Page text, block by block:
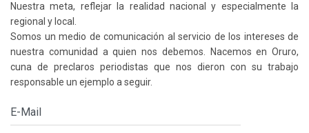
Nuestra meta, reflejar la realidad nacional y especialmente la
regional y local.
Somos un medio de comunicación al servicio de los intereses de
nuestra comunidad a quien nos debemos. Nacemos en Oruro,
cuna de preclaros periodistas que nos dieron con su trabajo
responsable un ejemplo a seguir.